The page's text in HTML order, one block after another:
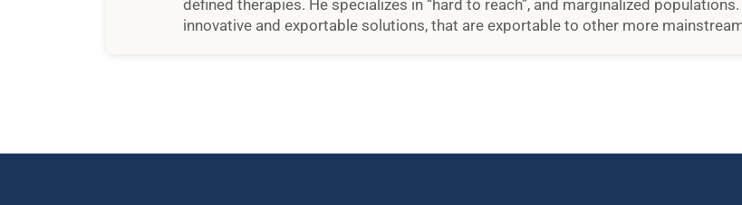
defined therapies. He specializes in “hard to reach”, and marginalized
innovative and exportable solutions, that are exportable to other more